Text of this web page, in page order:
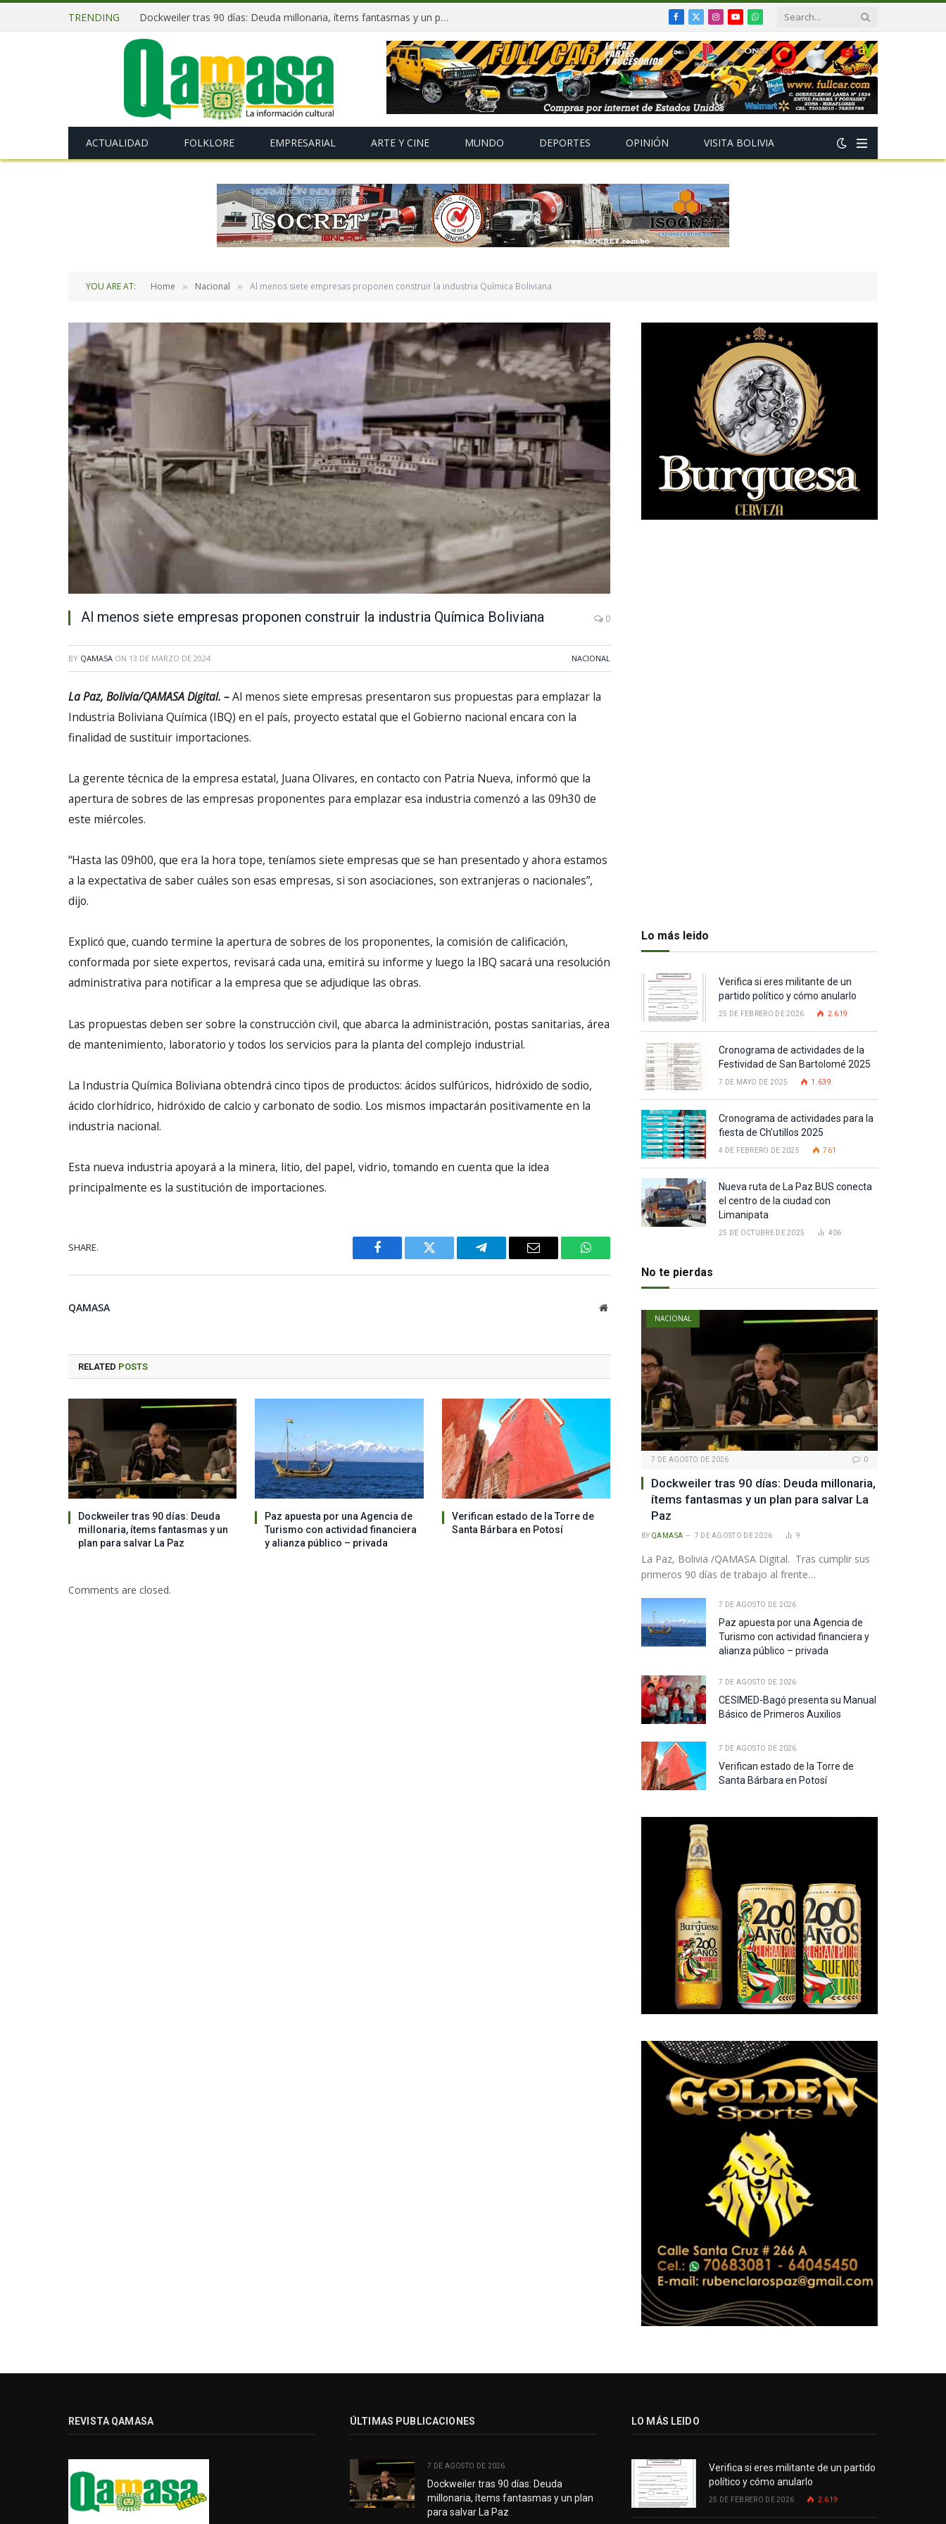
TRENDING Dockweiler tras 90 días: Deuda millonaria, ítems fantasmas y un plan para salvar La Paz Facebook
X
(Twitter)
Instagram
YouTubeWhatsApp
ACTUALIDAD FOLKLORE EMPRESARIAL ARTE Y CINE MUNDO DEPORTES OPINIÓN VISITA BOLIVIA
YOU ARE AT: Home » Nacional » Al menos siete empresas proponen construir la industria Química Boliviana
Al menos siete empresas proponen construir la industria Química Boliviana 0
BY QAMASA ON 13 DE MARZO DE 2024 NACIONAL
La Paz, Bolivia/QAMASA Digital. –Al menos siete empresas presentaron sus propuestas para emplazar la
Industria Boliviana Química (IBQ) en el país, proyecto estatal que el Gobierno nacional encara con la
finalidad de sustituir importaciones.
La gerente técnica de la empresa estatal, Juana Olivares, en contacto con Patria Nueva, informó que la
apertura de sobres de las empresas proponentes para emplazar esa industria comenzó a las 09h30 de
este miércoles.
“Hasta las 09h00, que era la hora tope, teníamos siete empresas que se han presentado y ahora estamos
a la expectativa de saber cuáles son esas empresas, si son asociaciones, son extranjeras o nacionales”,
dijo.
Explicó que, cuando termine la apertura de sobres de los proponentes, la comisión de calificación,
conformada por siete expertos, revisará cada una, emitirá su informe y luego la IBQ sacará una resolución
administrativa para notificar a la empresa que se adjudique las obras.
Las propuestas deben ser sobre la construcción civil, que abarca la administración, postas sanitarias, área
de mantenimiento, laboratorio y todos los servicios para la planta del complejo industrial.
La Industria Química Boliviana obtendrá cinco tipos de productos: ácidos sulfúricos, hidróxido de sodio,
ácido clorhídrico, hidróxido de calcio y carbonato de sodio. Los mismos impactarán positivamente en la
industria nacional.
Esta nueva industria apoyará a la minera, litio, del papel, vidrio, tomando en cuenta que la idea
principalmente es la sustitución de importaciones.
SHARE.
Facebook Twitter Telegram Email WhatsApp
QAMASA Website
RELATED POSTS
Dockweiler tras 90 días: Deuda
millonaria, ítems fantasmas y un
plan para salvar La Paz
Paz apuesta por una Agencia de
Turismo con actividad financiera
y alianza público – privada
Verifican estado de la Torre de
Santa Bárbara en Potosí
Comments are closed.
Lo más leido
Verifica si eres militante de un
partido político y cómo anularlo
25 DE FEBRERO DE 2026 2.619
Cronograma de actividades de la
Festividad de San Bartolomé 2025
7 DE MAYO DE 2025 1.639
Cronograma de actividades para la
fiesta de Ch’utillos 2025
4 DE FEBRERO DE 2025 761
Nueva ruta de La Paz BUS conecta
el centro de la ciudad con
Limanipata
25 DE OCTUBRE DE 2025 406
No te pierdas
NACIONAL
7 DE AGOSTO DE 2026 0
Dockweiler tras 90 días: Deuda millonaria,
ítems fantasmas y un plan para salvar La
Paz
BY QAMASA 7 DE AGOSTO DE 2026 9
La Paz, Bolivia /QAMASA Digital. Tras cumplir sus
primeros 90 días de trabajo al frente…
7 DE AGOSTO DE 2026
Paz apuesta por una Agencia de
Turismo con actividad financiera y
alianza público – privada
7 DE AGOSTO DE 2026
CESIMED-Bagó presenta su Manual
Básico de Primeros Auxilios
7 DE AGOSTO DE 2026
Verifican estado de la Torre de
Santa Bárbara en Potosí
REVISTA QAMASA ÚLTIMAS PUBLICACIONES
7 DE AGOSTO DE 2026
Dockweiler tras 90 días: Deuda
millonaria, ítems fantasmas y un plan
para salvar La Paz
LO MÁS LEIDO
Verifica si eres militante de un partido
político y cómo anularlo
25 DE FEBRERO DE 2026 2.619